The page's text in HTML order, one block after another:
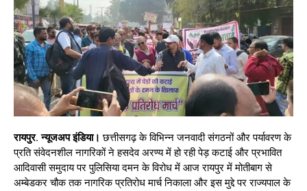
रायपुर. न्यूजअप इंडिया। छत्तीसगढ़ के विभिन्न जनवादी संगठनों और पर्यावरण के
प्रति संवेदनशील नागरिकों ने हसदेव अरण्य में हो रही पेड़ कटाई और प्रभावित
आदिवासी समुदाय पर पुलिसिया दमन के विरोध में आज रायपुर में मोतीबाग से
अम्बेडकर चौक तक नागरिक प्रतिरोध मार्च निकाला और इस मुद्दे पर राज्यपाल के